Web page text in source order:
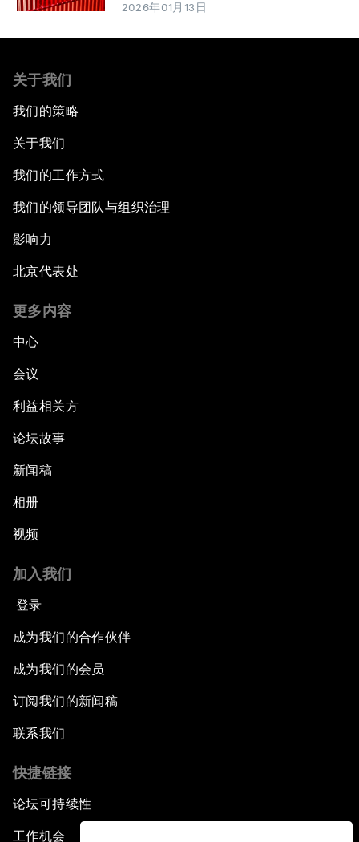
2026年01月13日
关于我们
我们的策略
关于我们
我们的工作方式
我们的领导团队与组织治理
影响力
北京代表处
更多内容
中心
会议
利益相关方
论坛故事
新闻稿
相册
视频
加入我们
登录
成为我们的合作伙伴
成为我们的会员
订阅我们的新闻稿
联系我们
快捷链接
论坛可持续性
工作机会